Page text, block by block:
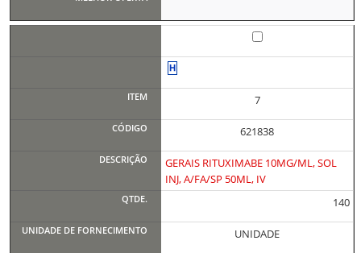
7
621838
GERAIS RITUXIMABE 10MG/ML, SOL
INJ, A/FA/SP 50ML, IV
140
UNIDADE